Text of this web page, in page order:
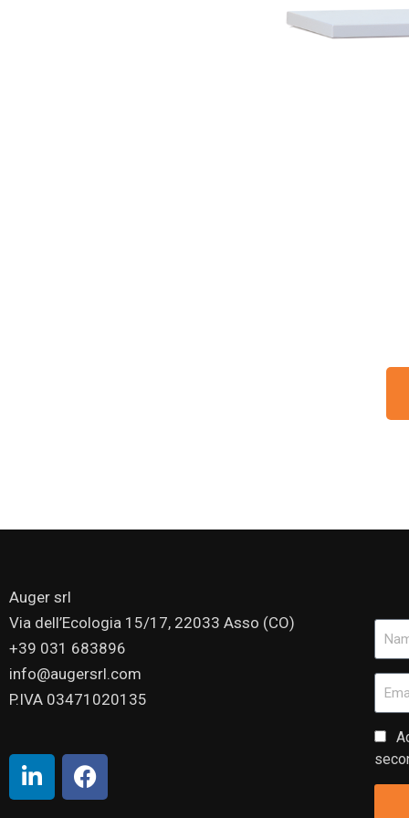
Auger srl
Via dell’Ecologia 15/17, 22033 Asso (CO)
+39 031 683896
info@augersrl.com
P.IVA 03471020135